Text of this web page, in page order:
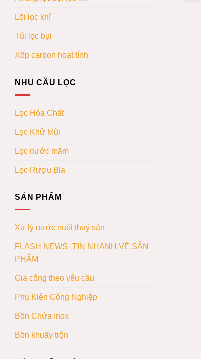
Lõi lọc khí
Túi lọc bụi
Xốp carbon hoạt tính
NHU CẦU LỌC
Lọc Hóa Chất
Lọc Khử Mùi
Lọc nước mắm
Lọc Rượu Bia
SẢN PHẨM
Xử lý nước nuôi thuỷ sản
FLASH NEWS- TIN NHANH VỀ SẢN
PHẨM
Gia công theo yêu cầu
Phụ Kiện Công Nghiệp
Bồn Chứa Inox
Bồn khuấy trộn